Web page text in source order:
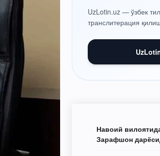
UzLotin.uz — ўзбек
транслитерация
Навоий
Зарафшон